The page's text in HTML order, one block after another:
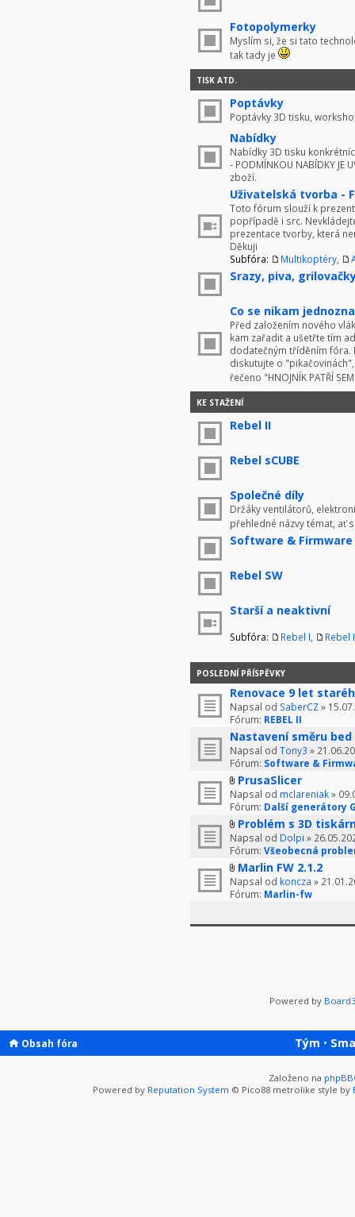
Fotopolymerky
Myslím si, že si tato
tak tady je
TISK ATD.
Poptávky
Poptávky 3D tisku,
Nabídky
Nabídky 3D tisku
- PODMÍNKOU NABÍDKY JE
zboží.
Uživatelská tvorba -
Toto fórum slouží k
popřípadě i src.
prezentace tvorby, která
Děkuji
Subfóra:
Multikoptéry
Srazy, piva,
Co se nikam
Před založením nového
kam zařadit a ušetřte tím
dodatečným tříděním fóra.
diskutujte o
řečeno "HNOJNÍK PATŘÍ
KE STAŽENÍ
Rebel II
Rebel sCUBE
Společné díly
Držáky ventilátorů,
přehledné názvy témat, ať
Software & Firmware
Rebel SW
Starší a neaktivní
Subfóra: Rebel I Rebel
POSLEDNÍ PŘÍSPĚVKY
Renovace 9 let
Napsal od SaberCZ»
Fórum: REBEL II
Nastavení směru
Napsal od Tony3 »
Fórum: Software &
PrusaSlicer
Napsal od mclareniak»
Fórum: Další generátory
Problém s 3D
Napsal od Dolpi »
Fórum: Všeobecná
Marlin FW 2.1.2
Napsal od koncza »
Fórum: Marlin-fw
Powered by
Obsah fóra Tým •
Založeno na phpBB
Powered by Reputation System © Pico88 metrolike style by